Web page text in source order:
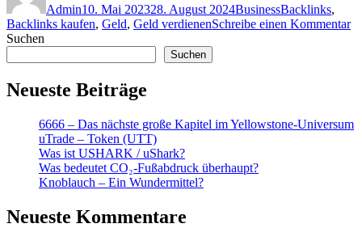
Admin10. Mai 202328. August 2024BusinessBacklinks,
Backlinks kaufen, Geld, Geld verdienenSchreibe einen Kommentarzu
Suchen
Suchen
Neueste Beiträge
6666 – Das nächste große Kapitel im Yellowstone-Universum
uTrade – Token (UTT)
Was ist USHARK / uShark?
Was bedeutet CO₂-Fußabdruck überhaupt?
Knoblauch – Ein Wundermittel?
Neueste Kommentare